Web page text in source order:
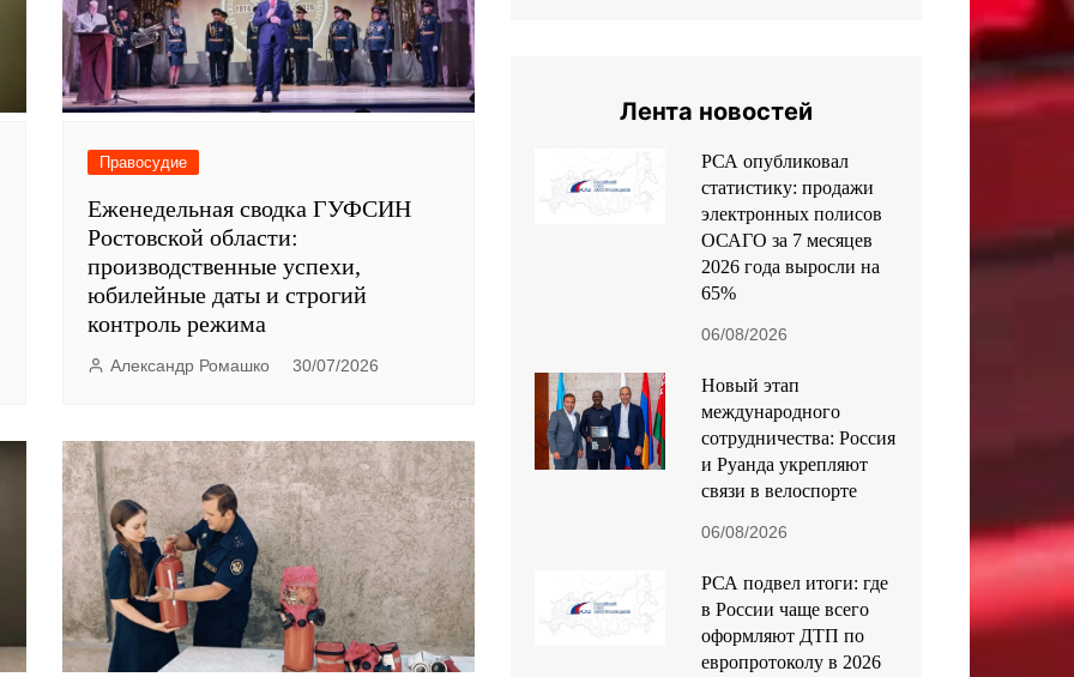
Правосудие
Еженедельная сводка ГУФСИН
Ростовской области:
производственные успехи,
юбилейные даты и строгий
контроль режима
Александр Ромашко 30/07/2026
Лента новостей
РСА опубликовал
статистику: продажи
электронных полисов
ОСАГО за 7 месяцев
2026 года выросли на
65%
06/08/2026
Новый этап
международного
сотрудничества: Россия
и Руанда укрепляют
связи в велоспорте
06/08/2026
РСА подвел итоги: где
в России чаще всего
оформляют ДТП по
европротоколу в 2026